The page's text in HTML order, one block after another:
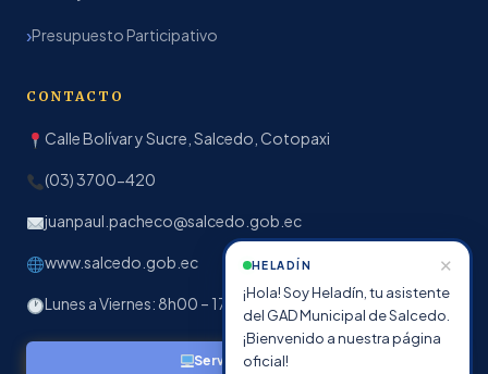
Presupuesto Participativo
CONTACTO
Calle Bolívar y Sucre, Salcedo, Cotopaxi
(03) 3700-420
juanpaul.pacheco@salcedo.gob.ec
www.salcedo.gob.ec
Lunes a Viernes: 8h00 – 17h00
Servicios en línea
HELADÍN ✕
¡Hola! Soy Heladín, tu asistente
del GAD Municipal de Salcedo.
¡Bienvenido a nuestra página
oficial!